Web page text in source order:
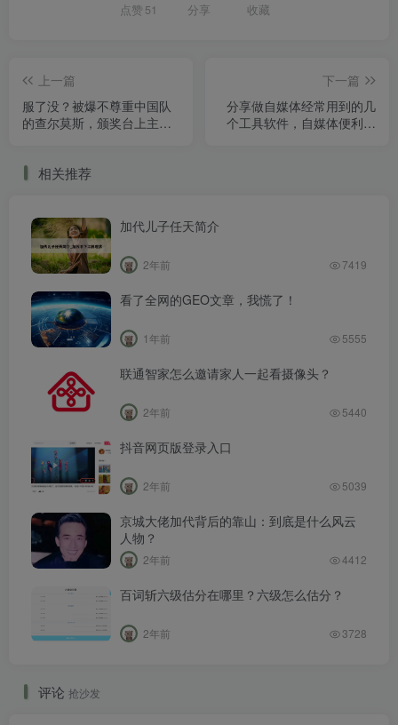
点赞 51 分享 收藏
上一篇
服了没？被爆不尊重中国队
的查尔莫斯，颁奖台上主动
下一篇
分享做自媒体经常用到的几
个工具软件，自媒体便利工
相关推荐
加代儿子任天简介
2年前 7419
看了全网的GEO文章，我慌了！
1年前 5555
联通智家怎么邀请家人一起看摄像头？
2年前 5440
抖音网页版登录入口
2年前 5039
京城大佬加代背后的靠山：到底是什么风云
人物？
2年前 4412
百词斩六级估分在哪里？六级怎么估分？
2年前 3728
评论 抢沙发